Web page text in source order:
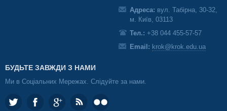
Адреса: вул. Табірна, 30-32,
м. Київ, 03113
Тел.: +38 044 455-57-57
Email: krok@krok.edu.ua
БУДЬТЕ ЗАВЖДИ З НАМИ
Ми в Соціальних Мережах. Слідуйте за нами.